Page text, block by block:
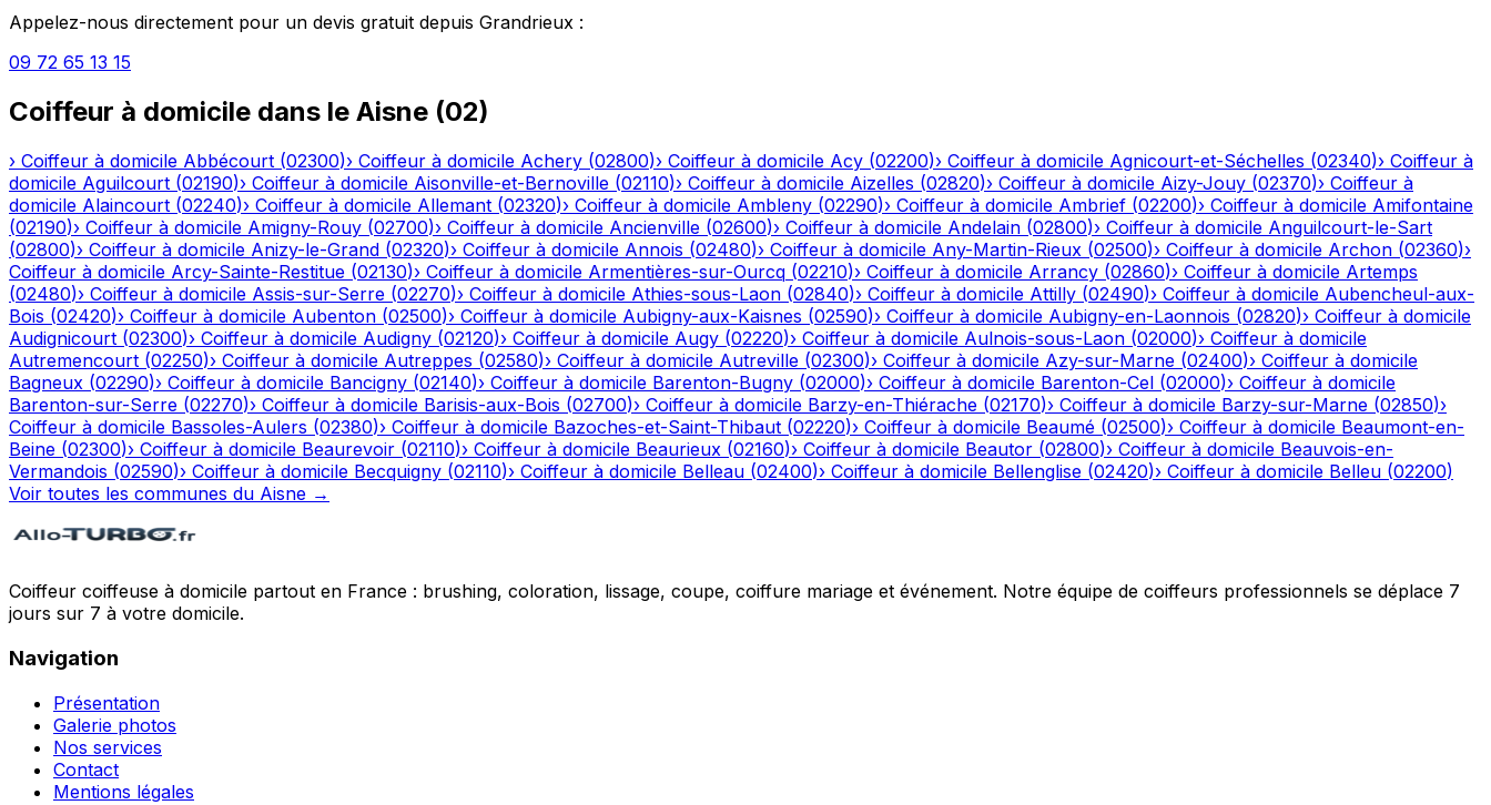
Appelez-nous directement pour un devis gratuit depuis Grandrieux :
09 72 65 13 15
Coiffeur à domicile dans le Aisne (02)
› Coiffeur à domicile Abbécourt (02300)› Coiffeur à domicile Achery (02800)› Coiffeur à domicile Acy (02200)› Coiffeur à domicile Agnicourt-et-Séchelles (02340)› Coiffeur à
domicile Aguilcourt (02190)› Coiffeur à domicile Aisonville-et-Bernoville (02110)› Coiffeur à domicile Aizelles (02820)› Coiffeur à domicile Aizy-Jouy (02370)› Coiffeur à
domicile Alaincourt (02240)› Coiffeur à domicile Allemant (02320)› Coiffeur à domicile Ambleny (02290)› Coiffeur à domicile Ambrief (02200)› Coiffeur à domicile Amifontaine
(02190)› Coiffeur à domicile Amigny-Rouy (02700)› Coiffeur à domicile Ancienville (02600)› Coiffeur à domicile Andelain (02800)› Coiffeur à domicile Anguilcourt-le-Sart
(02800)› Coiffeur à domicile Anizy-le-Grand (02320)› Coiffeur à domicile Annois (02480)› Coiffeur à domicile Any-Martin-Rieux (02500)› Coiffeur à domicile Archon (02360)›
Coiffeur à domicile Arcy-Sainte-Restitue (02130)› Coiffeur à domicile Armentières-sur-Ourcq (02210)› Coiffeur à domicile Arrancy (02860)› Coiffeur à domicile Artemps
(02480)› Coiffeur à domicile Assis-sur-Serre (02270)› Coiffeur à domicile Athies-sous-Laon (02840)› Coiffeur à domicile Attilly (02490)› Coiffeur à domicile Aubencheul-aux-
Bois (02420)› Coiffeur à domicile Aubenton (02500)› Coiffeur à domicile Aubigny-aux-Kaisnes (02590)› Coiffeur à domicile Aubigny-en-Laonnois (02820)› Coiffeur à domicile
Audignicourt (02300)› Coiffeur à domicile Audigny (02120)› Coiffeur à domicile Augy (02220)› Coiffeur à domicile Aulnois-sous-Laon (02000)› Coiffeur à domicile
Autremencourt (02250)› Coiffeur à domicile Autreppes (02580)› Coiffeur à domicile Autreville (02300)› Coiffeur à domicile Azy-sur-Marne (02400)› Coiffeur à domicile
Bagneux (02290)› Coiffeur à domicile Bancigny (02140)› Coiffeur à domicile Barenton-Bugny (02000)› Coiffeur à domicile Barenton-Cel (02000)› Coiffeur à domicile
Barenton-sur-Serre (02270)› Coiffeur à domicile Barisis-aux-Bois (02700)› Coiffeur à domicile Barzy-en-Thiérache (02170)› Coiffeur à domicile Barzy-sur-Marne (02850)›
Coiffeur à domicile Bassoles-Aulers (02380)› Coiffeur à domicile Bazoches-et-Saint-Thibaut (02220)› Coiffeur à domicile Beaumé (02500)› Coiffeur à domicile Beaumont-en-
Beine (02300)› Coiffeur à domicile Beaurevoir (02110)› Coiffeur à domicile Beaurieux (02160)› Coiffeur à domicile Beautor (02800)› Coiffeur à domicile Beauvois-en-
Vermandois (02590)› Coiffeur à domicile Becquigny (02110)› Coiffeur à domicile Belleau (02400)› Coiffeur à domicile Bellenglise (02420)› Coiffeur à domicile Belleu (02200)
Voir toutes les communes du Aisne →
Coiffeur coiffeuse à domicile partout en France : brushing, coloration, lissage, coupe, coiffure mariage et événement. Notre équipe de coiffeurs professionnels se déplace 7
jours sur 7 à votre domicile.
Navigation
Présentation
Galerie photos
Nos services
Contact
Mentions légales